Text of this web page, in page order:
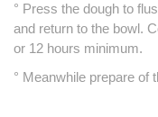
° Press the dough to
and return to the bowl.
or 12 hours minimum.
° Meanwhile prepare of